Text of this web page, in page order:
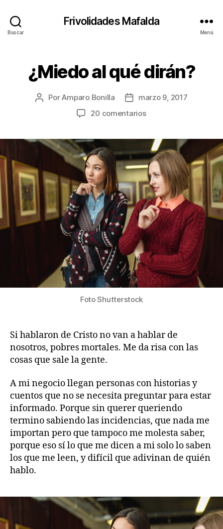
Buscar
Frivolidades Mafalda
Menú
Categorías
A
N
¿Miedo al qué dirán?
Autor
PorAmparo Bonilla
Fecha
de
marzo 9, 2017
20 comentariosen
qué
dirán?
Foto Shutterstock
Si hablaron de Cristo no van a hablar de
nosotros, pobres mortales. Me da risa con las
cosas que sale la gente.
A mi negocio llegan personas con historias y
cuentos que no se necesita preguntar para estar
informado. Porque sin querer queriendo
termino sabiendo las incidencias, que nada me
importan pero que tampoco me molesta saber,
porque eso sí lo que me dicen a mi solo lo saben
los que me leen, y difícil que adivinan de quién
hablo.